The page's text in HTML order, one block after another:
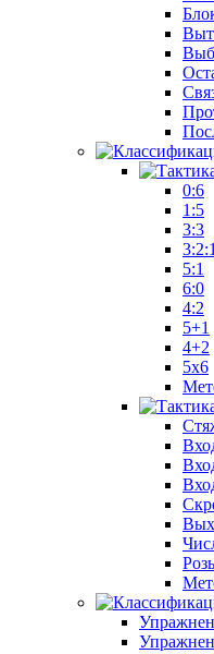
0:6
1:5
3:3
3:2:1
5:1
6:0
4:2
5+1
4+2
5x6